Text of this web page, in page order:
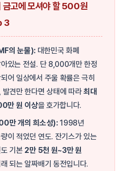
금고에 모셔야 할 500원
3
의 눈물):대한민국 화폐
있는 전설. 단 8,000개만 한정
어 일상에서 주울 확률은 극히
발견만 한다면 상태에 따라최대
만 원 이상을 호가합니다.
만 개의 희소성):1998년
이 적었던 연도. 잔기스가 있는
기본 2만 5천 원~3만 원
되는 알짜배기 동전입니다.